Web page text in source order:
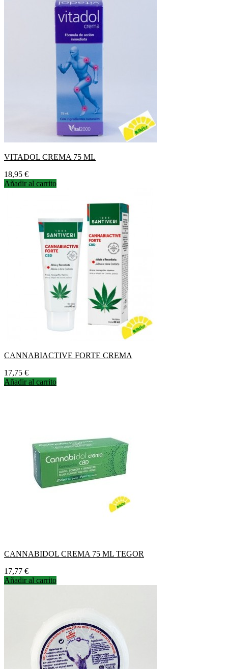
VITADOL CREMA 75 ML
Precio
18,95 €
Añadir al carrito
CANNABIACTIVE FORTE CREMA
Precio
17,75 €
Añadir al carrito
CANNABIDOL CREMA 75 ML TEGOR
Precio
17,77 €
Añadir al carrito